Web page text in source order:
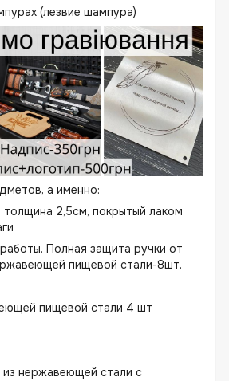
(лезвие шампура)
а именно:
толщина 2,5см, покрытый лаком
Полная защита ручки от
пищевой стали-8шт.
пищевой стали 4 шт
нержавеющей стали с